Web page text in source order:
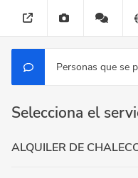
Personas que se
Selecciona el
ALQUILER DE